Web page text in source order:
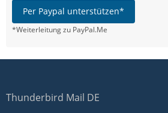
Per Paypal unterstützen*
*Weiterleitung zu PayPal.Me
Thunderbird Mail DE